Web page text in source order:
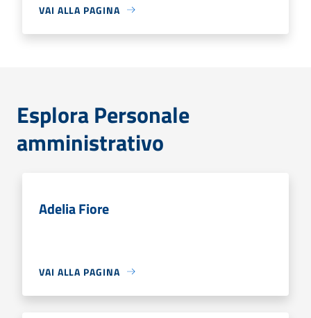
VAI ALLA PAGINA
Esplora Personale
amministrativo
Adelia Fiore
VAI ALLA PAGINA